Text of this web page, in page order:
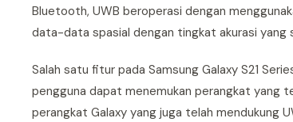
Bluetooth, UWB beroperasi dengan
data-data spasial dengan tingkat akurasi yang
Salah satu fitur pada Samsung Galaxy S21
pengguna dapat menemukan perangkat yang
perangkat Galaxy yang juga telah mendukung